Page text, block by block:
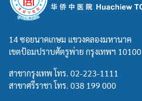
14 ซอยนาคเกษม แขวงคลองมหานาค
เขตป้อมปราบศัตรูพ่าย กรุงเทพฯ 10100
สาขากรุงเทพ โทร. 02-223-1111
สาขาศรีราชา โทร. 038 199 000